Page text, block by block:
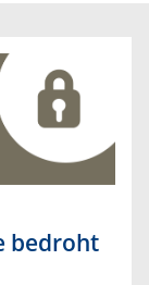
bedroht